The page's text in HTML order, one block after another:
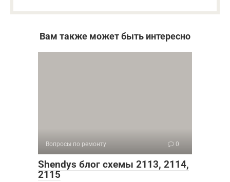
Вам также может быть интересно
Вопросы по ремонту 0
Shendys блог схемы 2113, 2114,
2115